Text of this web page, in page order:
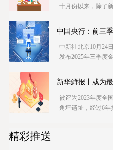
十月份以来，除了
中国央行：前三
中新社北京10月24
发布2025年三季度
新华鲜报丨或为
被评为2023年度全
角坪遗址，经过6年
精彩推送